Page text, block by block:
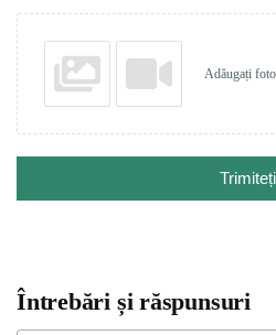
Adăugați
Trimiteți
Întrebări și răspunsuri